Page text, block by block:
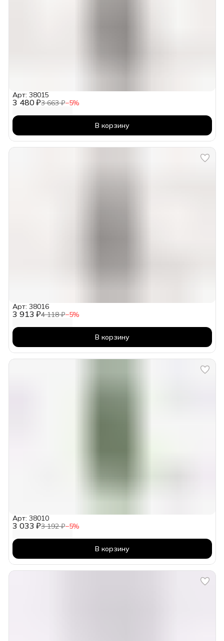
3 480 ₽3 663 ₽−5%
Арт: 38015
В корзину
3 913 ₽4 118 ₽−5%
Арт: 38016
В корзину
3 033 ₽3 192 ₽−5%
Арт: 38010
В корзину